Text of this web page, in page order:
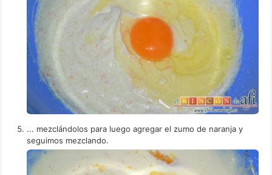
... mezclándolos para luego agregar el zumo de naranja y
seguimos mezclando.